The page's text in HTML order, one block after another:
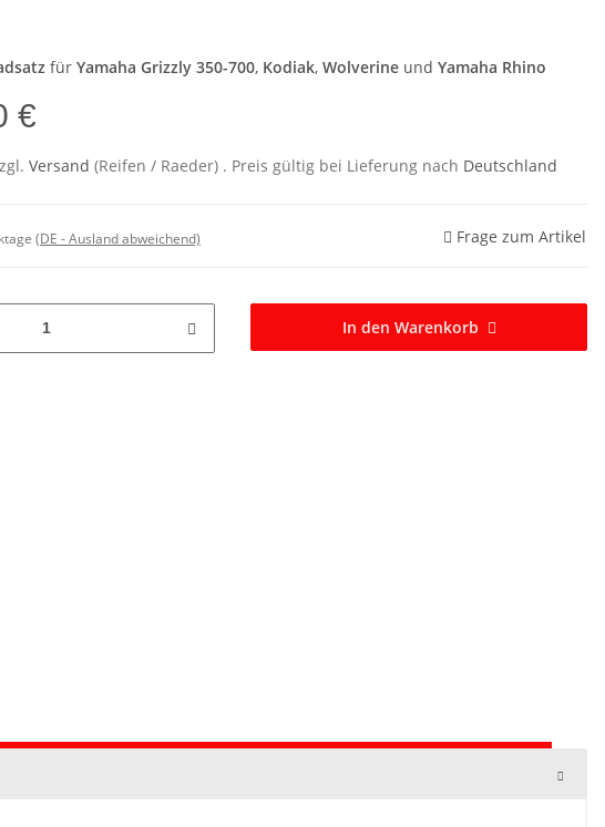
für Yamaha Grizzly 350-700, Kodiak, Wolverine und Yamaha Rhino
€
Versand (Reifen / Raeder) . Preis gültig bei Lieferung nach Deutschland
(DE - Ausland abweichend) Frage zum Artikel
In den Warenkorb